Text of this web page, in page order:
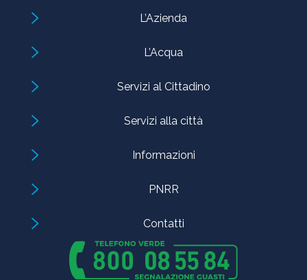
L’Azienda
L’Acqua
Servizi al Cittadino
Servizi alla città
Informazioni
PNRR
Contatti